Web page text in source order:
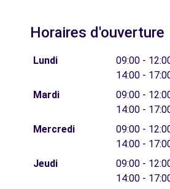
Horaires d'ouverture
Lundi
09:00 -
14:00 -
Mardi
09:00 -
14:00 -
Mercredi
09:00 -
14:00 -
Jeudi
09:00 -
14:00 -